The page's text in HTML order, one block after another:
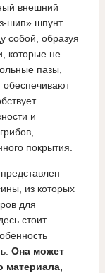
внешний
шип» шпунт
собой, образуя
которые не
пазы,
обеспечивают
и
покрытия.
из которых
для
стоит
Она может
материала,